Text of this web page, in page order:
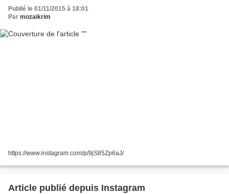
Publié le 01/11/2015 à 18:01
Par mozaikrim
https://www.instagram.com/p/9jS85Zp6aJ/
Article publié depuis Instagram